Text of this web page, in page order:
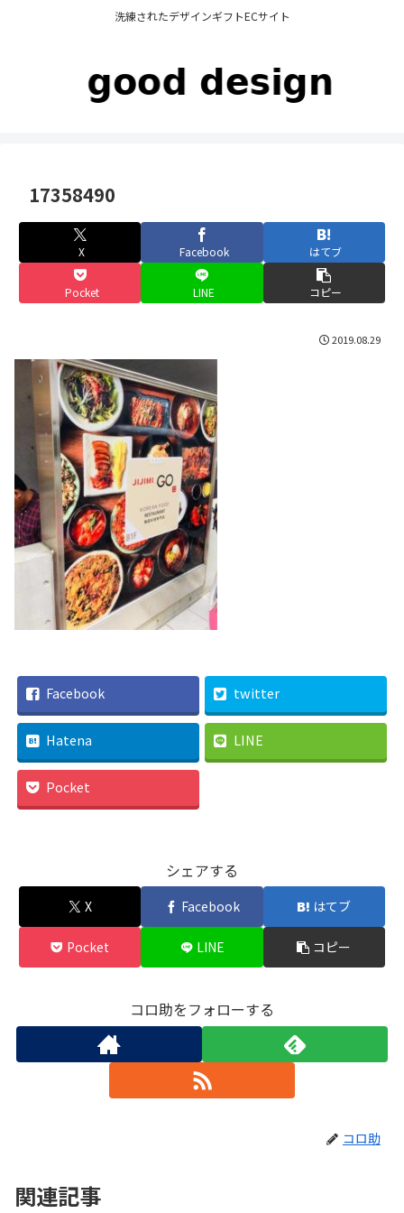
洗練されたデザインギフトECサイト
17358490
X Facebook はてブ
Pocket LINE コピー
2019.08.29
Facebook twitter
Hatena LINE
Pocket
シェアする
X Facebook はてブ
Pocket LINE コピー
コロ助をフォローする
コロ助
関連記事